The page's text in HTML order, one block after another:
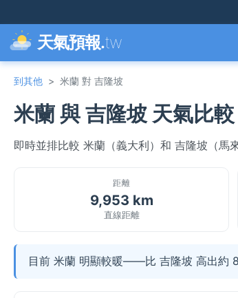
天氣預報.tw
到其他 > 米蘭 對 吉隆坡
米蘭 與 吉隆坡 天氣比較
即時並排比較 米蘭（義大利）和 吉隆坡（馬
距離
9,953 km
直線距離
目前 米蘭 明顯較暖——比 吉隆坡 高出約